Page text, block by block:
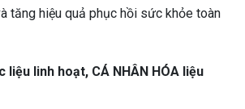
tăng hiệu quả phục hồi sức khỏe toàn
liệu linh hoạt, CÁ NHÂN HÓA liệu